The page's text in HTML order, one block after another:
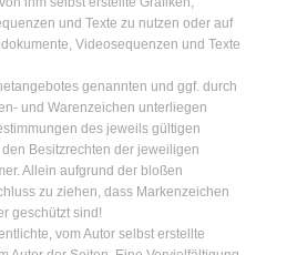
und Texte zu nutzen oder auf
Videosequenzen und Texte
genannten und ggf. durch
und Warenzeichen unterliegen
des jeweils gültigen
Besitzrechten der jeweiligen
Allein aufgrund der bloßen
zu ziehen, dass Markenzeichen
geschützt sind!
vom Autor selbst erstellte